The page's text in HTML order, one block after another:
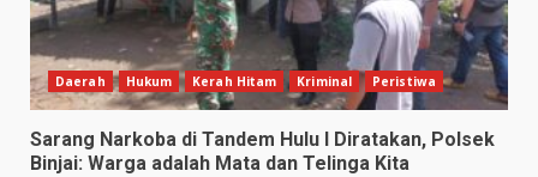
Daerah Hukum Kerah Hitam Kriminal Peristiwa
Sarang Narkoba di Tandem Hulu I Diratakan, Polsek
Binjai: Warga adalah Mata dan Telinga Kita